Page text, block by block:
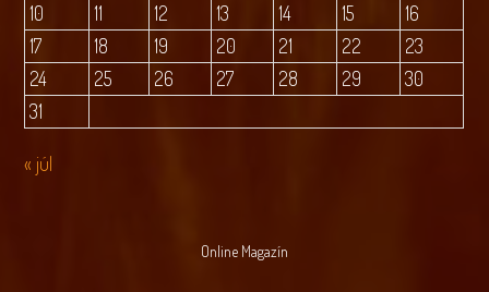
10
11 12 13 14 15
16
17
18 19 20 21 22
23
24
25 26 27 28 29
30
31
« júl
Online Magazín